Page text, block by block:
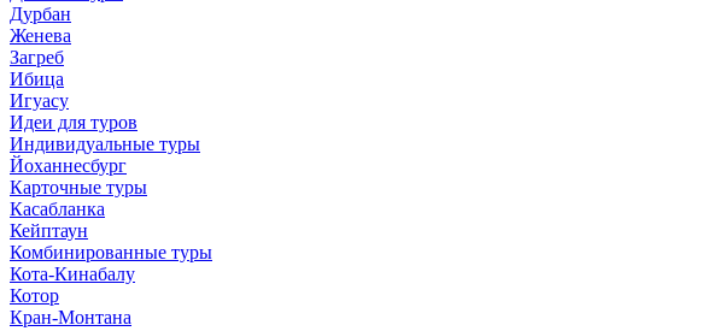
Дурбан
Женева
Загреб
Ибица
Игуасу
Идеи для туров
Индивидуальные туры
Йоханнесбург
Карточные туры
Касабланка
Кейптаун
Комбинированные туры
Кота-Кинабалу
Котор
Кран-Монтана